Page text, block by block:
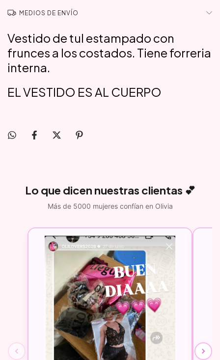
MEDIOS DE ENVÍO
Vestido de tul estampado con
frunces a los costados. Tiene forreria
interna.
EL VESTIDO ES AL CUERPO
Lo que dicen nuestras clientas 💕
Más de 5000 mujeres confían en Olivia